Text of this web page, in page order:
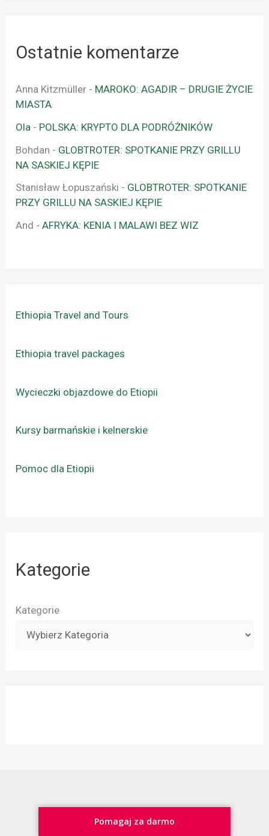
Ostatnie komentarze
Anna Kitzmüller - MAROKO: AGADIR – DRUGIE ŻYCIE
MIASTA
Ola - POLSKA: KRYPTO DLA PODRÓŻNIKÓW
Bohdan - GLOBTROTER: SPOTKANIE PRZY GRILLU
NA SASKIEJ KĘPIE
Stanisław Łopuszański - GLOBTROTER: SPOTKANIE
PRZY GRILLU NA SASKIEJ KĘPIE
And -AFRYKA: KENIA I MALAWI BEZ WIZ
Ethiopia Travel and Tours
Ethiopia travel packages
Wycieczki objazdowe do Etiopii
Kursy barmańskie i kelnerskie
Pomoc dla Etiopii
Kategorie
Kategorie
Pomagaj za darmo